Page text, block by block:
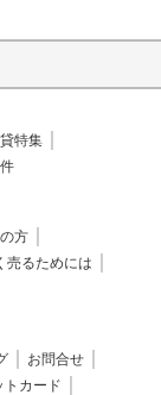
特集
方
売るためには
お問合せ
トカード